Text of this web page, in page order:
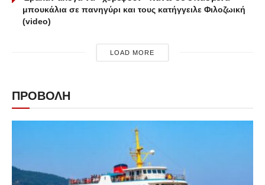
μπουκάλια σε πανηγύρι και τους κατήγγειλε Φιλοζωική
(video)
LOAD MORE
ΠΡΟΒΟΛΗ